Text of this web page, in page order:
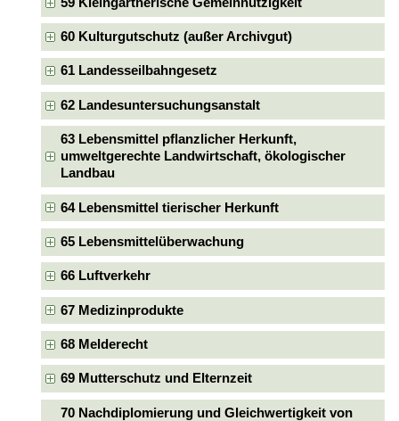
60 Kulturgutschutz (außer Archivgut)
61 Landesseilbahngesetz
62 Landesuntersuchungsanstalt
63 Lebensmittel pflanzlicher Herkunft,
umweltgerechte Landwirtschaft, ökologischer
Landbau
64 Lebensmittel tierischer Herkunft
65 Lebensmittelüberwachung
66 Luftverkehr
67 Medizinprodukte
68 Melderecht
69 Mutterschutz und Elternzeit
70 Nachdiplomierung und Gleichwertigkeit von